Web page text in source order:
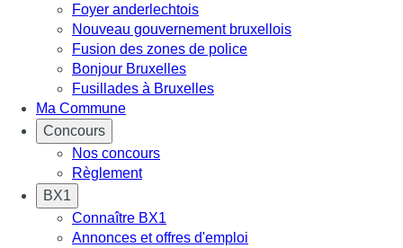
Foyer anderlechtois
Nouveau gouvernement bruxellois
Fusion des zones de police
Bonjour Bruxelles
Fusillades à Bruxelles
Ma Commune
Concours
Nos concours
Règlement
BX1
Connaître BX1
Annonces et offres d'emploi